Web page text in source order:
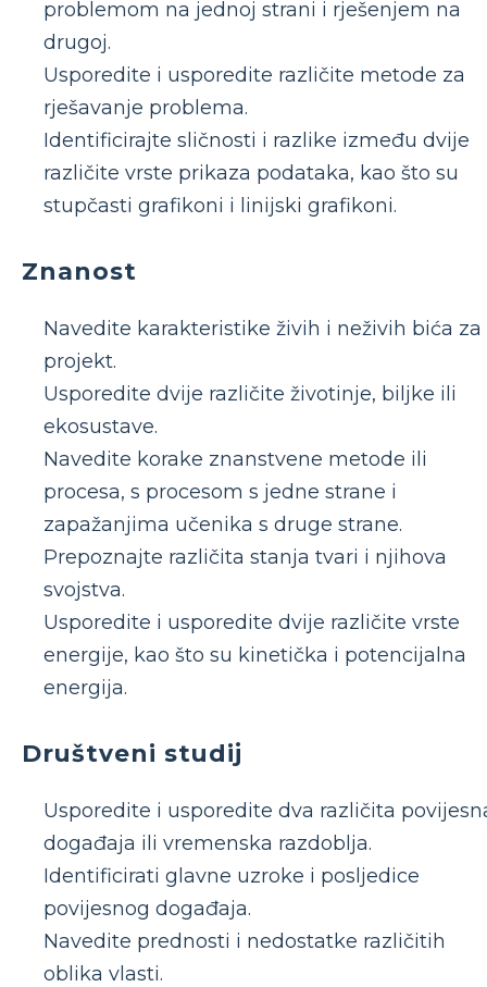
problemom na jednoj strani i rješenjem na
drugoj.
Usporedite i usporedite različite metode za
rješavanje problema.
Identificirajte sličnosti i razlike između dvije
različite vrste prikaza podataka, kao što su
stupčasti grafikoni i linijski grafikoni.
Znanost
Navedite karakteristike živih i neživih bića za
projekt.
Usporedite dvije različite životinje, biljke ili
ekosustave.
Navedite korake znanstvene metode ili
procesa, s procesom s jedne strane i
zapažanjima učenika s druge strane.
Prepoznajte različita stanja tvari i njihova
svojstva.
Usporedite i usporedite dvije različite vrste
energije, kao što su kinetička i potencijalna
energija.
Društveni studij
Usporedite i usporedite dva različita
događaja ili vremenska razdoblja.
Identificirati glavne uzroke i posljedice
povijesnog događaja.
Navedite prednosti i nedostatke različitih
oblika vlasti.